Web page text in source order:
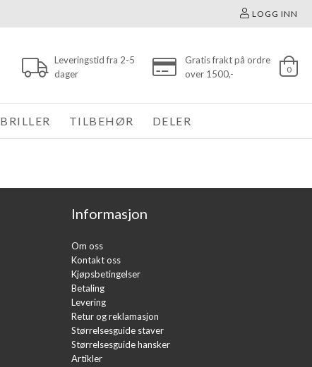
LOGG INN
Leveringstid fra 2-5
dager
Gratis frakt på ordre
over 1500,-
0
BRILLER TILBEHØR DELER
Informasjon
Om oss
Kontakt oss
Kjøpsbetingelser
Betaling
Levering
Retur og reklamasjon
Størrelsesguide staver
Størrelsesguide hansker
Artikler